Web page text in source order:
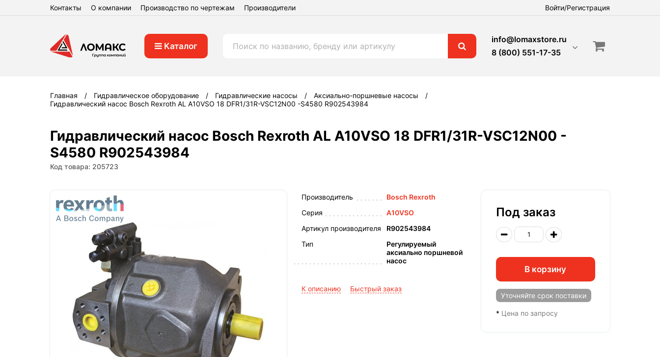
Контакты О компании Производство по чертежам Производители Войти/Регистрация
Каталог
info@lomaxstore.ru
8 (800) 551-17-35
Главная Гидравлическое оборудование Гидравлические насосы
Аксиально-поршневые насосы
Гидравлический насос Bosch Rexroth AL A10VSO 18 DFR1/31R-VSC12N00 -S4580 R902543984
Гидравлический насос Bosch Rexroth AL A10VSO 18 DFR1/31R-VSC12N00 -
S4580 R902543984
Код товара: 205723
Производитель
Bosch Rexroth
Серия
A10VSO
Артикул производителя
R902543984
Тип
Регулируемый
аксиально поршневой
насос
К описанию Быстрый заказ
Под заказ
В корзину
Уточняйте срок поставки
* Цена по запросу